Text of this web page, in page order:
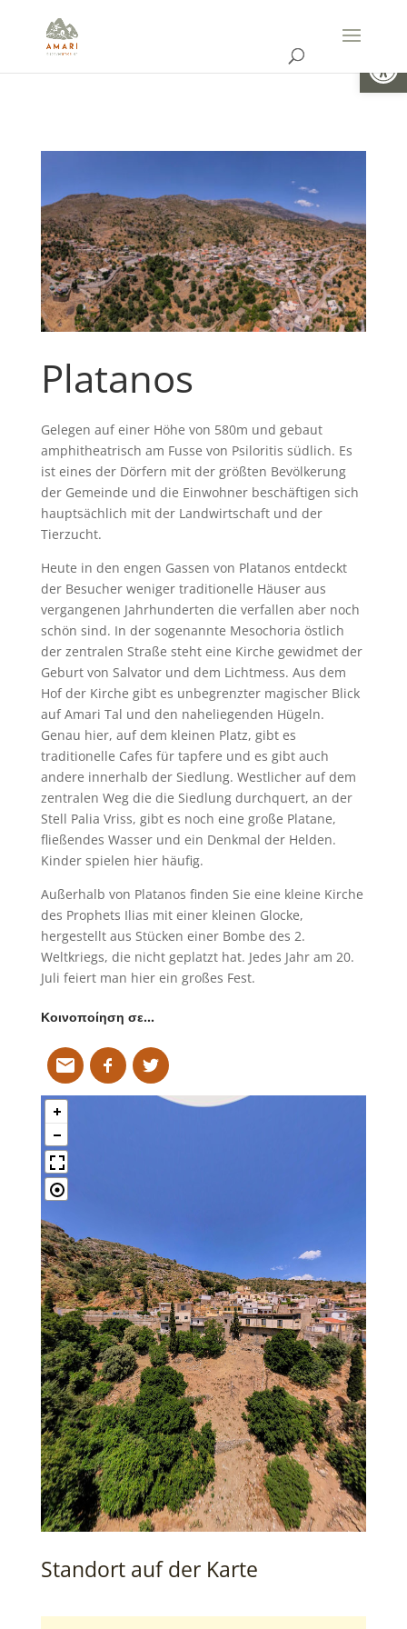
Platanos
Gelegen auf einer Höhe von 580m und gebaut
amphitheatrisch am Fusse von Psiloritis südlich. Es
ist eines der Dörfern mit der größten Bevölkerung
der Gemeinde und die Einwohner beschäftigen sich
hauptsächlich mit der Landwirtschaft und der
Tierzucht.
Heute in den engen Gassen von Platanos entdeckt
der Besucher weniger traditionelle Häuser aus
vergangenen Jahrhunderten die verfallen aber noch
schön sind. In der sogenannte Mesochoria östlich
der zentralen Straße steht eine Kirche gewidmet der
Geburt von Salvator und dem Lichtmess. Aus dem
Hof der Kirche gibt es unbegrenzter magischer Blick
auf Amari Tal und den naheliegenden Hügeln.
Genau hier, auf dem kleinen Platz, gibt es
traditionelle Cafes für tapfere und es gibt auch
andere innerhalb der Siedlung. Westlicher auf dem
zentralen Weg die die Siedlung durchquert, an der
Stell Palia Vriss, gibt es noch eine große Platane,
fließendes Wasser und ein Denkmal der Helden.
Kinder spielen hier häufig.
Außerhalb von Platanos finden Sie eine kleine Kirche
des Prophets Ilias mit einer kleinen Glocke,
hergestellt aus Stücken einer Bombe des 2.
Weltkriegs, die nicht geplatzt hat. Jedes Jahr am 20.
Juli feiert man hier ein großes Fest.
Κοινοποίηση σε…
Standort auf der Karte